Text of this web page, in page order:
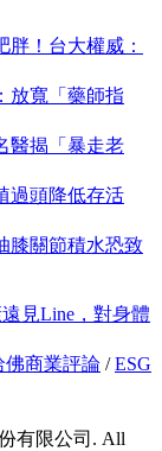
！台大權威：
放寬「藥師指
醫揭「暴走老
過頭降低存活
膝關節積水恐致
見Line，對身體
佛商業評論 /ESG
有限公司. All